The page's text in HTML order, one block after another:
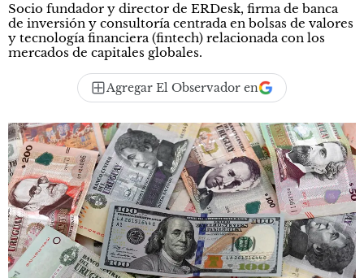
Socio fundador y director de ERDesk, firma de banca
de inversión y consultoría centrada en bolsas de valores
y tecnología financiera (fintech) relacionada con los
mercados de capitales globales.
Agregar El Observador en